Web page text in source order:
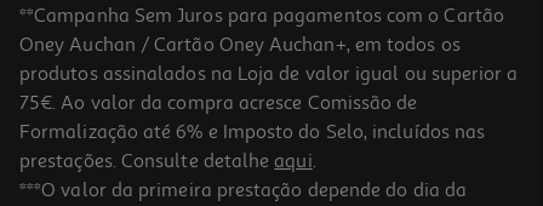
**Campanha Sem Juros para pagamentos com o Cartão
Oney Auchan / Cartão Oney Auchan+, em todos os
produtos assinalados na Loja de valor igual ou superior a
75€. Ao valor da compra acresce Comissão de
Formalização até 6% e Imposto do Selo, incluídos nas
prestações. Consulte detalhe aqui.
***O valor da primeira prestação depende do dia da